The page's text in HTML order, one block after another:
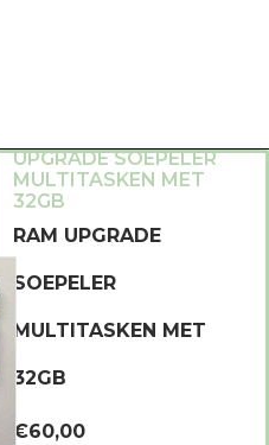
UPGRADE SOEPELER
MULTITASKEN MET
32GB
RAM UPGRADE
SOEPELER
MULTITASKEN MET
32GB
€60,00